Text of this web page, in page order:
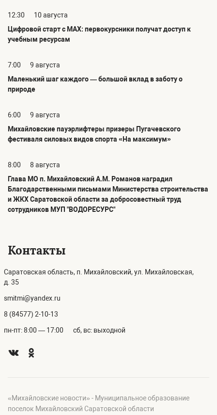
12:30
10 августа
Цифровой старт с MAX: первокурсники получат доступ к
учебным ресурсам
7:00
9 августа
Маленький шаг каждого — большой вклад в заботу о
природе
6:00
9 августа
Михайловские пауэрлифтеры призеры Пугачевского
фестиваля силовых видов спорта «На максимум»
8:00
8 августа
Глава МО п. Михайловский А.М. Романов наградил
Благодарственными письмами Министерства строительства
и ЖКХ Саратовской области за добросовестный труд
сотрудников МУП "ВОДОРЕСУРС"
Контакты
Саратовская область, п. Михайловский, ул. Михайловская,
д. 35
smitmi@yandex.ru
8 (84577) 2-10-13
пн-пт: 8:00 — 17:00 сб, вс: выходной
«Михайловские новости» - Муниципальное образование
поселок Михайловский Саратовской области